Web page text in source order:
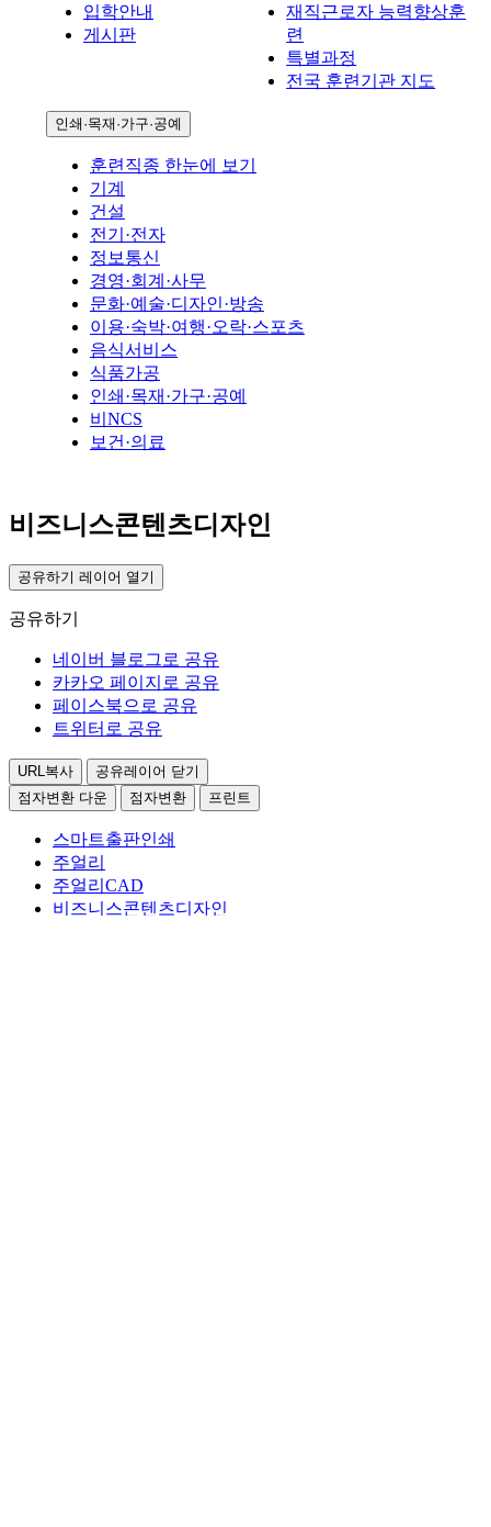
입학안내
게시판
재직근로자 능력향상훈
련
특별과정
전국 훈련기관 지도
인쇄·목재·가구·공예
훈련직종 한눈에 보기
기계
건설
전기·전자
정보통신
경영·회계·사무
문화·예술·디자인·방송
이용·숙박·여행·오락·스포츠
음식서비스
식품가공
인쇄·목재·가구·공예
비NCS
보건·의료
비즈니스콘텐츠디자인
공유하기 레이어 열기
공유하기
네이버 블로그로 공유
카카오 페이지로 공유
페이스북으로 공유
트위터로 공유
URL복사
공유레이어 닫기
점자변환 다운
점자변환 프린트
스마트출판인쇄
주얼리
주얼리CAD
비즈니스콘텐츠디자인